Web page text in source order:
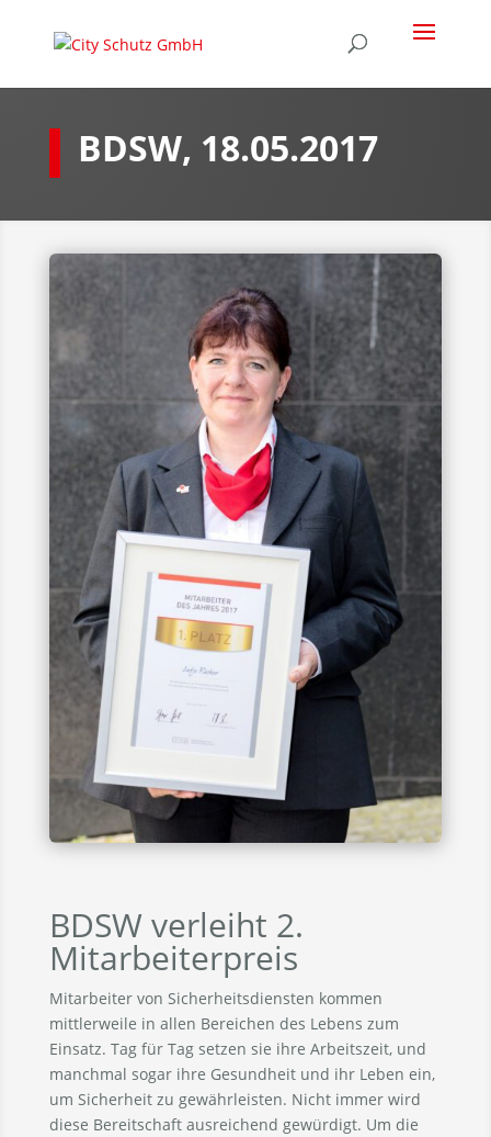
BDSW, 18.05.2017
BDSW verleiht 2.
Mitarbeiterpreis
Mitarbeiter von Sicherheitsdiensten kommen
mittlerweile in allen Bereichen des Lebens zum
Einsatz. Tag für Tag setzen sie ihre Arbeitszeit, und
manchmal sogar ihre Gesundheit und ihr Leben ein,
um Sicherheit zu gewährleisten. Nicht immer wird
diese Bereitschaft ausreichend gewürdigt. Um die